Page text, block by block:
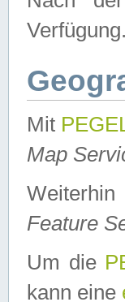
Verfügung.
Mit
Map
Feature
Um die
kann eine